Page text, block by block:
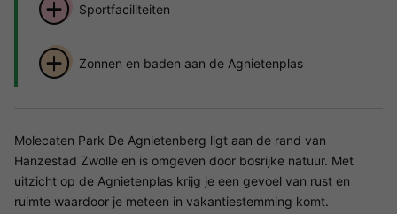
Sportfaciliteiten
Zonnen en baden aan de Agnietenplas
Molecaten Park De Agnietenberg ligt aan de rand van
Hanzestad Zwolle en is omgeven door bosrijke natuur. Met
uitzicht op de Agnietenplas krijg je een gevoel van rust en
ruimte waardoor je meteen in vakantiestemming komt.